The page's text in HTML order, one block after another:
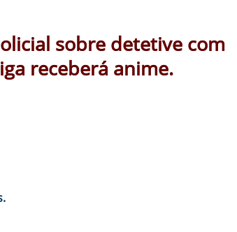
sobre detetive com
receberá anime.